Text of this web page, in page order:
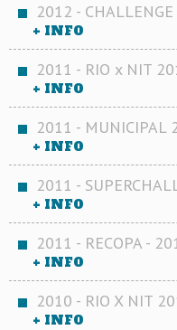
2012 - CHALLENGE
+ INFO
2011 - RIO x NIT
+ INFO
2011 - MUNICIPAL
+ INFO
2011 -
+ INFO
2011 - RECOPA -
+ INFO
2010 - RIO X NIT
+ INFO